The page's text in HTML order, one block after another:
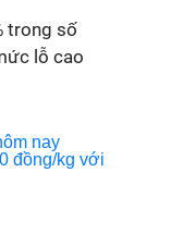
trong số
lỗ cao